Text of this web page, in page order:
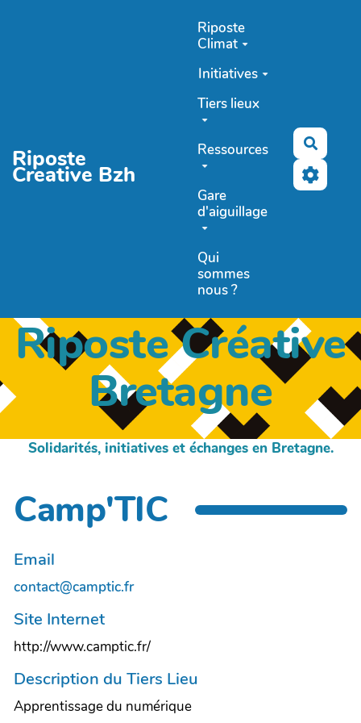
Riposte
Creative Bzh
Riposte
Climat
Initiatives
Tiers lieux
Ressources
Gare
d'aiguillage
Qui
sommes
nous ?
Riposte Créative
Bretagne
Solidarités, initiatives et échanges en Bretagne.
Camp'TIC
Email
contact@camptic.fr
Site Internet
http://www.camptic.fr/
Description du Tiers Lieu
Apprentissage du numérique